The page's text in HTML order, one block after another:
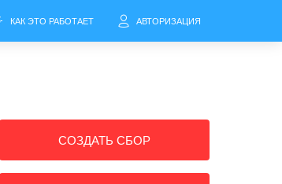
КАК ЭТО РАБОТАЕТ АВТОРИЗАЦИЯ
СОЗДАТЬ СБОР